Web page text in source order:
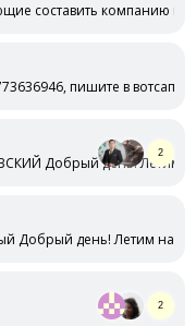
составить компанию в
пишите в вотсап
Добрый день! Летим
2
Добрый день! Летим на
2